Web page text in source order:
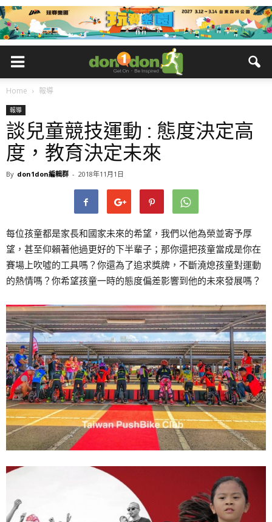
Home 報導
報導
談兒童競技運動 : 態度決定高
度，教育決定未來
By don1don編輯群 - 2018年11月1日
每位孩童都是家長和國家未來的希望，我們以他為榮並寄予厚
望，甚至仰賴著他過更好的下半輩子；那你還把孩童當成是你在
賽場上吹噓的工具嗎？你還為了追求獎牌，不斷澆熄孩童對運動
的熱情嗎？你希望孩童一時的態度偏差影響到他的未來發展嗎？